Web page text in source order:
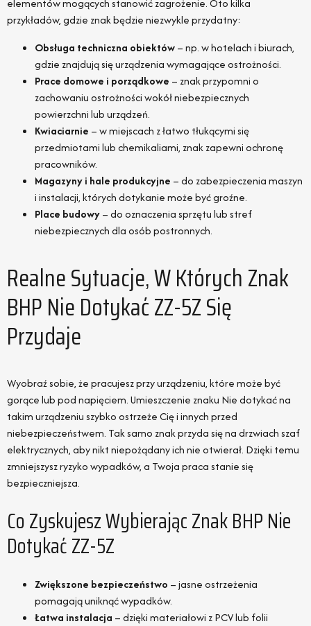
elementów mogących stanowić zagrożenie. Oto kilka
przykładów, gdzie znak będzie niezwykle przydatny:
Obsługa techniczna obiektów– np. w hotelach i biurach,
gdzie znajdują się urządzenia wymagające ostrożności.
Prace domowe i porządkowe – znak przypomni o
zachowaniu ostrożności wokół niebezpiecznych
powierzchni lub urządzeń.
Kwiaciarnie – w miejscach z łatwo tłukącymi się
przedmiotami lub chemikaliami, znak zapewni ochronę
pracowników.
Magazyny i hale produkcyjne – do zabezpieczenia maszyn
i instalacji, których dotykanie może być groźne.
Place budowy– do oznaczenia sprzętu lub stref
niebezpiecznych dla osób postronnych.
Realne Sytuacje, W Których Znak
BHP Nie Dotykać ZZ-5Z Się
Przydaje
Wyobraź sobie, że pracujesz przy urządzeniu, które może być
gorące lub pod napięciem. Umieszczenie znaku Nie dotykać na
takim urządzeniu szybko ostrzeże Cię i innych przed
niebezpieczeństwem. Tak samo znak przyda się na drzwiach szaf
elektrycznych, aby nikt niepożądany ich nie otwierał. Dzięki temu
zmniejszysz ryzyko wypadków, a Twoja praca stanie się
bezpieczniejsza.
Co Zyskujesz Wybierając Znak BHP Nie
Dotykać ZZ-5Z
Zwiększone bezpieczeństwo – jasne ostrzeżenia
pomagają uniknąć wypadków.
Łatwa instalacja – dzięki materiałowi z PCV lub folii